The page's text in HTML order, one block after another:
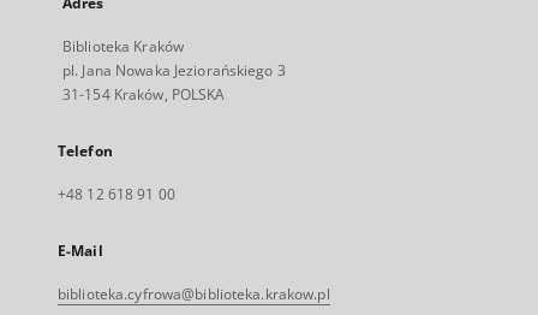
Biblioteka Kraków
pl. Jana Nowaka Jeziorańskiego 3
31-154 Kraków, POLSKA
Telefon
+48 12 618 91 00
E-Mail
biblioteka.cyfrowa@biblioteka.krakow.pl